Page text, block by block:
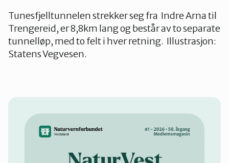
Tunesfjelltunnelen strekker seg fra Indre Arna til
Trengereid, er 8,8km lang og består av to separate
tunnelløp, med to felt i hver retning. Illustrasjon:
Statens Vegvesen.